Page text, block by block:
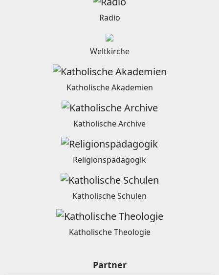
Radio
Weltkirche
Katholische Akademien
Katholische Archive
Religionspädagogik
Katholische Schulen
Katholische Theologie
Partner